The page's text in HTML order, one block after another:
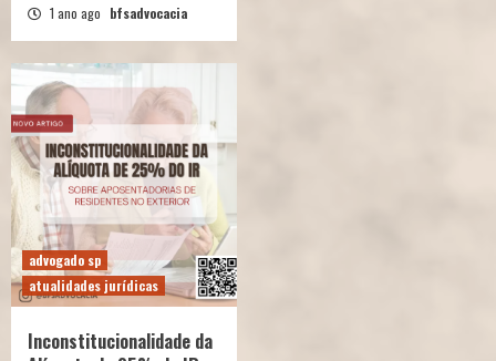
1 ano ago bfsadvocacia
advogado sp
atualidades jurídicas
Inconstitucionalidade da